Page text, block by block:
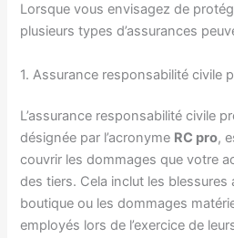
Lorsque vous envisagez de
plusieurs types d’assurances
1. Assurance responsabilité civile
L’assurance responsabilité civile
désignée par l’acronyme RC pro,
couvrir les dommages que votre
des tiers. Cela inclut les
boutique ou les dommages
employés lors de l’exercice de